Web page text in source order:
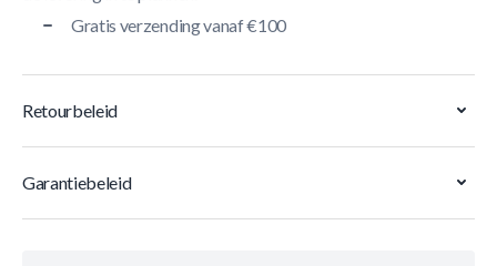
Gratis verzending vanaf €100
Retourbeleid
Garantiebeleid